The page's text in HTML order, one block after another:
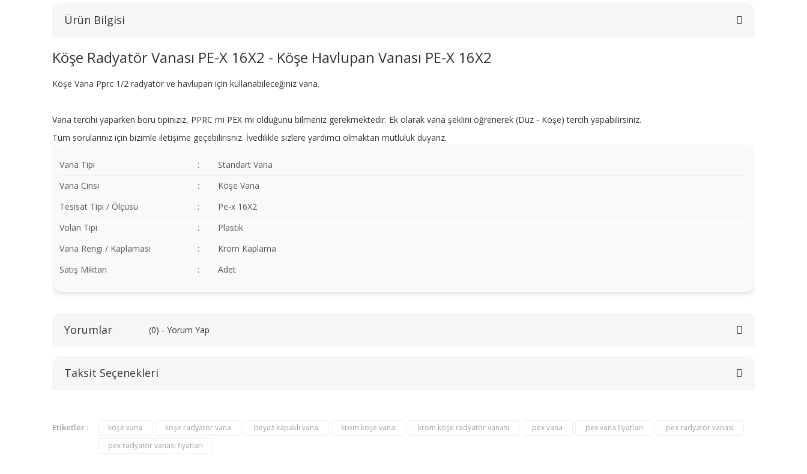
Ürün Bilgisi
Köşe Radyatör Vanası PE-X 16X2 - Köşe Havlupan Vanası PE-X 16X2
Köşe Vana Pprc 1/2 radyatör ve havlupan için kullanabileceğiniz vana.
Vana tercihi yaparken boru tipiniziz, PPRC mi PEX mi olduğunu bilmeniz gerekmektedir. Ek olarak vana şeklini öğrenerek (Düz - Köşe) tercih yapabilirsiniz.
Tüm sorularınız için bizimle iletişime geçebilirisniz. İvedilikle sizlere yardımcı olmaktan mutluluk duyarız.
Vana Tipi :
Standart Vana
Vana Cinsi
:
Köşe Vana
Tesisat Tipi / Ölçüsü
:
Pe-x 16X2
Volan Tipi
:
Plastik
Vana Rengi / Kaplaması
:
Krom Kaplama
Satış Miktarı
: Adet
Yorumlar (0) - Yorum Yap
Taksit Seçenekleri
Etiketler : köşe vana köşe radyatör vana beyaz kapaklı vana krom köşe vana krom köşe radyatör vanası pex vana pex vana fiyatları
pex radyatör vanası
pex radyatör vanası fiyatları